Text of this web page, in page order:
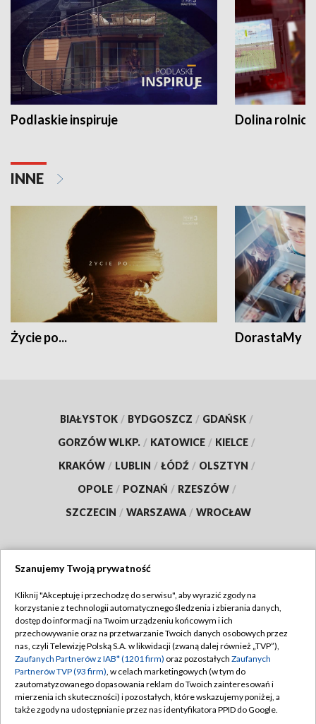
Podlaskie inspiruje Dolina
INNE
Życie po... DorastaMy
BIAŁYSTOK / BYDGOSZCZ / GDAŃSK /
GORZÓW WLKP. / KATOWICE / KIELCE /
KRAKÓW / LUBLIN / ŁÓDŹ / OLSZTYN /
OPOLE / POZNAŃ / RZESZÓW /
SZCZECIN / WARSZAWA / WROCŁAW
TVP
Abonament TVP
Emisja w TVP
Centrum informacji TVP
Naziemna Telewizja Cyfrowa
Regulamin TVP
Polityka prywatności
Moje zgody
Pomoc
Szanujemy Twoją prywatność
Kliknij "Akceptuję i przechodzę do serwisu", aby wyrazić zgody na
korzystanie z technologii automatycznego śledzenia i zbierania danych,
dostęp do informacji na Twoim urządzeniu końcowym i ich
przechowywanie oraz na przetwarzanie Twoich danych osobowych przez
nas, czyli Telewizję Polską S.A. w likwidacji (zwaną dalej również „TVP”),
Zaufanych Partnerów z IAB* (1201 firm) oraz pozostałych Zaufanych
Partnerów TVP (93 firm), w celach marketingowych (w tym do
zautomatyzowanego dopasowania reklam do Twoich zainteresowań i
mierzenia ich skuteczności) i pozostałych, które wskazujemy poniżej, a
także zgody na udostępnianie przez nas identyfikatora PPID do Google.